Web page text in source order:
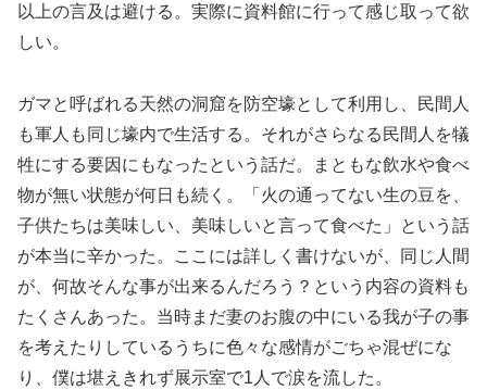
以上の言及は避ける。実際に資料館に行って感じ取って欲
しい。
ガマと呼ばれる天然の洞窟を防空壕として利用し、民間人
も軍人も同じ壕内で生活する。それがさらなる民間人を犠
牲にする要因にもなったという話だ。まともな飲水や食べ
物が無い状態が何日も続く。「火の通ってない生の豆を、
子供たちは美味しい、美味しいと言って食べた」という話
が本当に辛かった。ここには詳しく書けないが、同じ人間
が、何故そんな事が出来るんだろう？という内容の資料も
たくさんあった。当時まだ妻のお腹の中にいる我が子の事
を考えたりしているうちに色々な感情がごちゃ混ぜにな
り、僕は堪えきれず展示室で1人で涙を流した。